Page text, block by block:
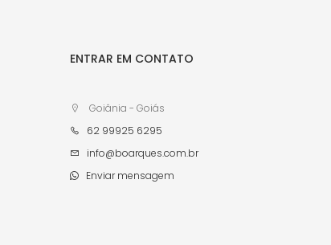
ENTRAR EM CONTATO
Goiânia - Goiás
62 99925 6295
info@boarques.com.br
Enviar mensagem